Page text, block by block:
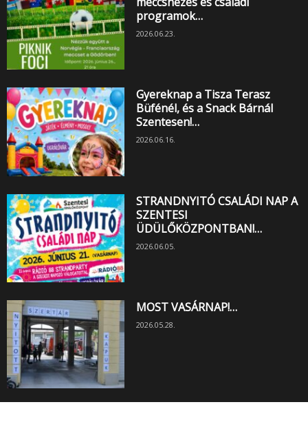
programok…
2026.06.23.
Gyereknap a Tisza Terasz
Büfénél, és a Snack Bárnál
Szentesen!…
2026.06.16.
STRANDNYITÓ CSALÁDI NAP A
SZENTESI
ÜDÜLŐKÖZPONTBAN!…
2026.06.05.
MOST VASÁRNAP!…
2026.05.28.